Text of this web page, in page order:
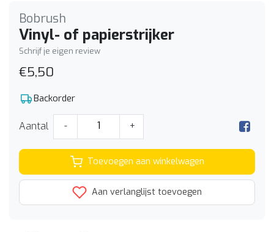
Bobrush
Vinyl- of papierstrijker
Schrijf je eigen review
€5,50
Backorder
Aantal - +
Toevoegen aan winkelwagen
Aan verlanglijst toevoegen